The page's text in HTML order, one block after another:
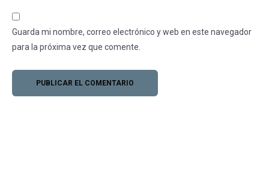
Guarda mi nombre, correo electrónico y web en este navegador
para la próxima vez que comente.